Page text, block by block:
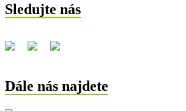
Sledujte nás
Dále nás najdete